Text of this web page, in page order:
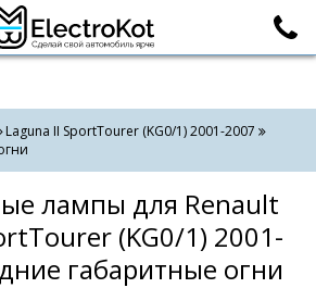
Поиск
Laguna II SportTourer (KG0/1) 2001-2007
лампы для Renault
(KG0/1) 2001-
габаритные огни